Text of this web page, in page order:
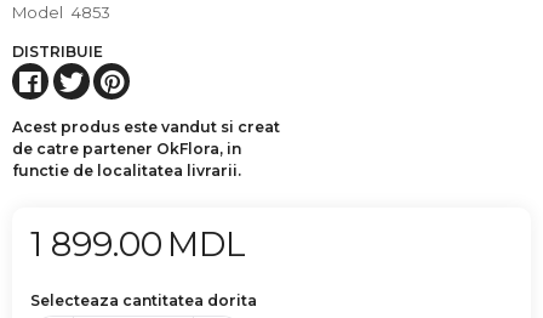
Model 4853
DISTRIBUIE
Acest produs este vandut si creat
de catre partener OkFlora, in
functie de localitatea livrarii.
1 899.00 MDL
Selecteaza cantitatea dorita